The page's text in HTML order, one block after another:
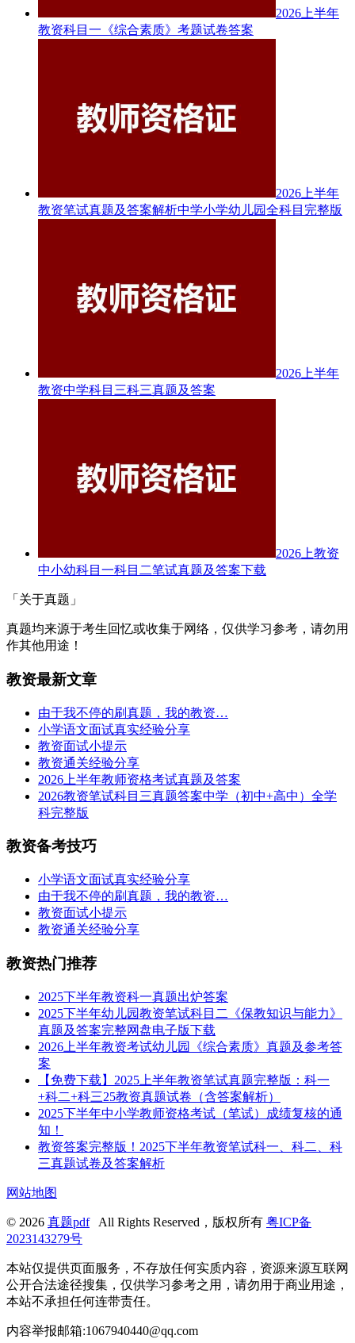
2026上半年
教资科目一《综合素质》考题试卷答案
2026上半年
教资笔试真题及答案解析中学小学幼儿园全科目完整版
2026上半年
教资中学科目三科三真题及答案
2026上教资
中小幼科目一科目二笔试真题及答案下载
「关于真题」
真题均来源于考生回忆或收集于网络，仅供学习参考，请勿用
作其他用途！
教资最新文章
由于我不停的刷真题，我的教资…
小学语文面试真实经验分享
教资面试小提示
教资通关经验分享
2026上半年教师资格考试真题及答案
2026教资笔试科目三真题答案中学（初中+高中）全学
科完整版
教资备考技巧
小学语文面试真实经验分享
由于我不停的刷真题，我的教资…
教资面试小提示
教资通关经验分享
教资热门推荐
2025下半年教资科一真题出炉答案
2025下半年幼儿园教资笔试科目二《保教知识与能力》
真题及答案完整网盘电子版下载
2026上半年教资考试幼儿园《综合素质》真题及参考答
案
【免费下载】2025上半年教资笔试真题完整版：科一
+科二+科三25教资真题试卷（含答案解析）
2025下半年中小学教师资格考试（笔试）成绩复核的通
知！
教资答案完整版！2025下半年教资笔试科一、科二、科
三真题试卷及答案解析
网站地图
© 2026 真题pdfAll Rights Reserved，版权所有 粤ICP备
2023143279号
本站仅提供页面服务，不存放任何实质内容，资源来源互联网
公开合法途径搜集，仅供学习参考之用，请勿用于商业用途，
本站不承担任何连带责任。
内容举报邮箱:1067940440@qq.com